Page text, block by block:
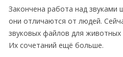
Закончена работа над звуками
они отличаются от людей.
звуковых файлов для животных
Их сочетаний ещё больше.